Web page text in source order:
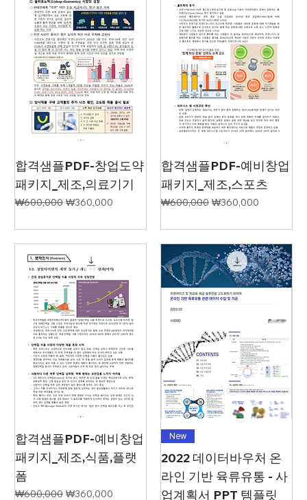
합격샘플PDF-창업도약
패키지_제조,의료기기
일반가
₩600,000 할인가
₩360,000
합격샘플PDF-예비창업
패키지_제조,스포츠
일반가
₩600,000 할인가
₩360,000
합격샘플PDF-예비창업
패키지_제조,식품,플랫
폼
일반가
₩600,000 할인가
₩360,000
New
2022 데이터바우처 온
라인 기반 육류유통 - 사
업계획서 PPT 템플릿